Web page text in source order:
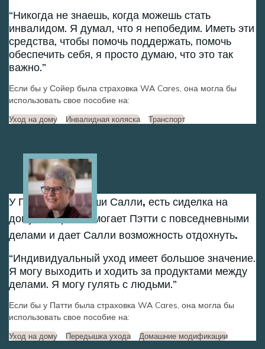
Никогда не знаешь, когда можешь стать
инвалидом. Я думал, что я непобедим. Иметь эти
средства, чтобы помочь поддержать, помочь
обеспечить себя, я просто думаю, что это так
важно.
Если бы у Сойер была страховка WA Cares, она могла бы
использовать свое пособие на:
Уход на дому Инвалидная коляска Транспорт
У Пэтти, партнерши Салли, есть сиделка на
дому, которая помогает Пэтти с повседневными
делами и дает Салли возможность отдохнуть.
Индивидуальный уход имеет большое значение.
Я могу выходить и ходить за продуктами между
делами. Я могу гулять с людьми.
Если бы у Патти была страховка WA Cares, она могла бы
использовать свое пособие на:
Уход на дому Передышка ухода Домашние модификации
Image